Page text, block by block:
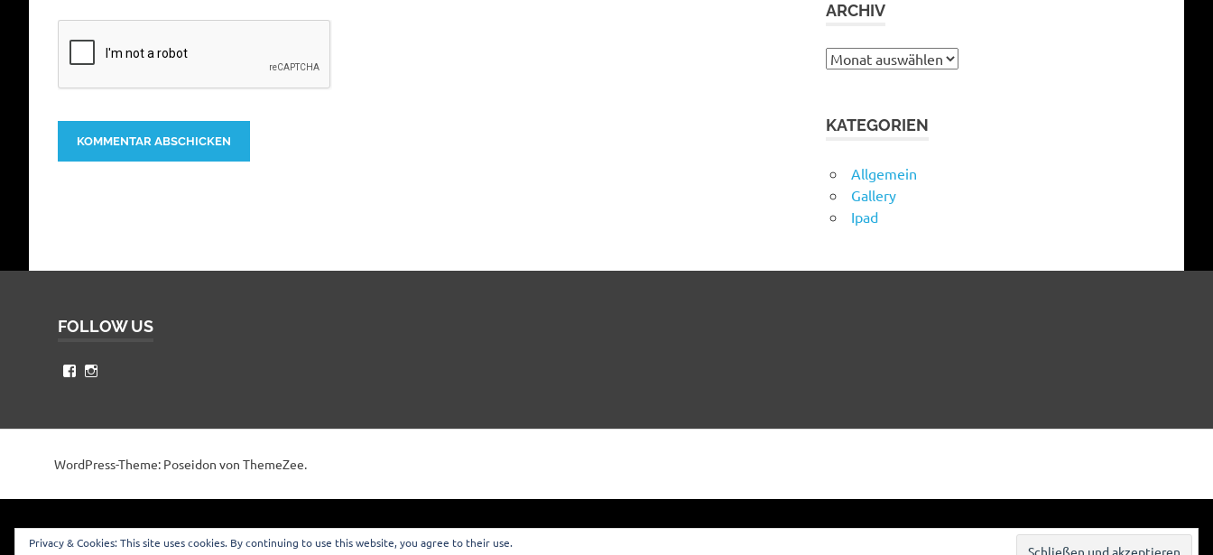
ARCHIV
Archiv
KATEGORIEN
Allgemein
Gallery
Ipad
FOLLOW US
Profil
Facebook
Profil
Instagram
WordPress-Theme: Poseidon von ThemeZee.
Privacy & Cookies: This site uses cookies. By continuing to use this website, you agree to their use.